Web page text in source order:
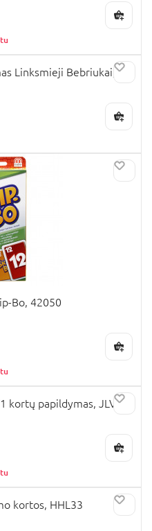
Linksmieji Bebriukai,
Bo, 42050
kortų papildymas, JLV43
kortos, HHL33